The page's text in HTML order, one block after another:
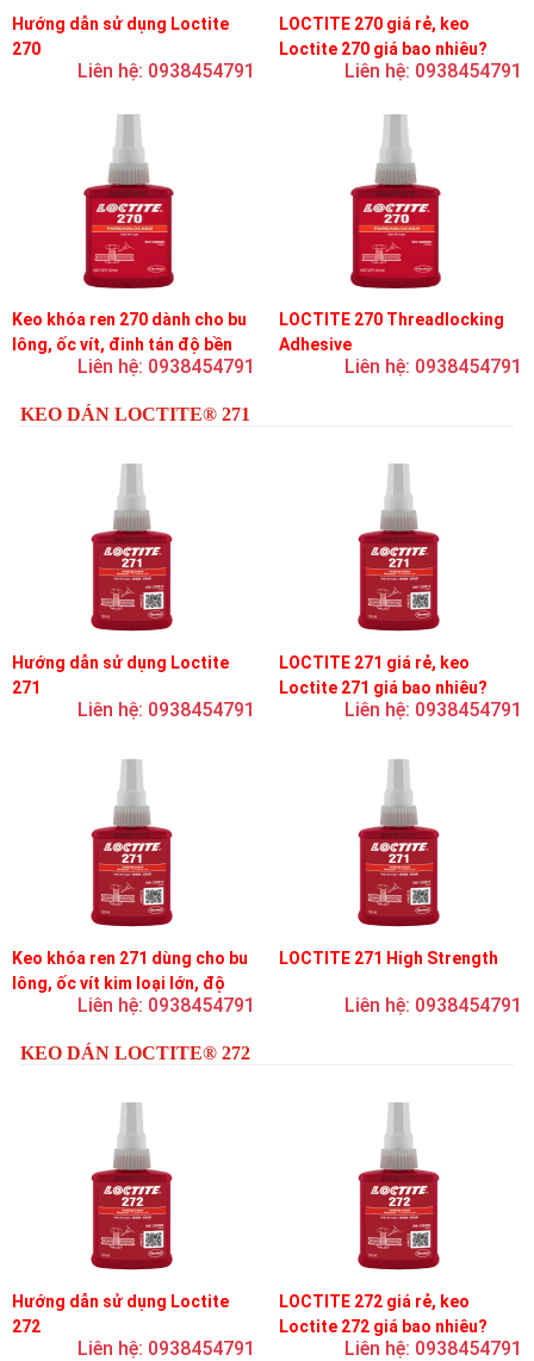
Hướng dẫn sử dụng Loctite
270
Liên hệ: 0938454791
LOCTITE 270 giá rẻ, keo
Loctite 270 giá bao nhiêu?
Liên hệ: 0938454791
Keo khóa ren 270 dành cho bu
lông, ốc vít, đinh tán độ bền
cao, khóa vĩnh viễn
Liên hệ: 0938454791
LOCTITE 270 Threadlocking
Adhesive
Liên hệ: 0938454791
KEO DÁN LOCTITE® 271
Hướng dẫn sử dụng Loctite
271
Liên hệ: 0938454791
LOCTITE 271 giá rẻ, keo
Loctite 271 giá bao nhiêu?
Liên hệ: 0938454791
Keo khóa ren 271 dùng cho bu
lông, ốc vít kim loại lớn, độ
nhớt thấp, độ bền cao
Liên hệ: 0938454791
LOCTITE 271 High Strength
Liên hệ: 0938454791
KEO DÁN LOCTITE® 272
Hướng dẫn sử dụng Loctite
272
Liên hệ: 0938454791
LOCTITE 272 giá rẻ, keo
Loctite 272 giá bao nhiêu?
Liên hệ: 0938454791